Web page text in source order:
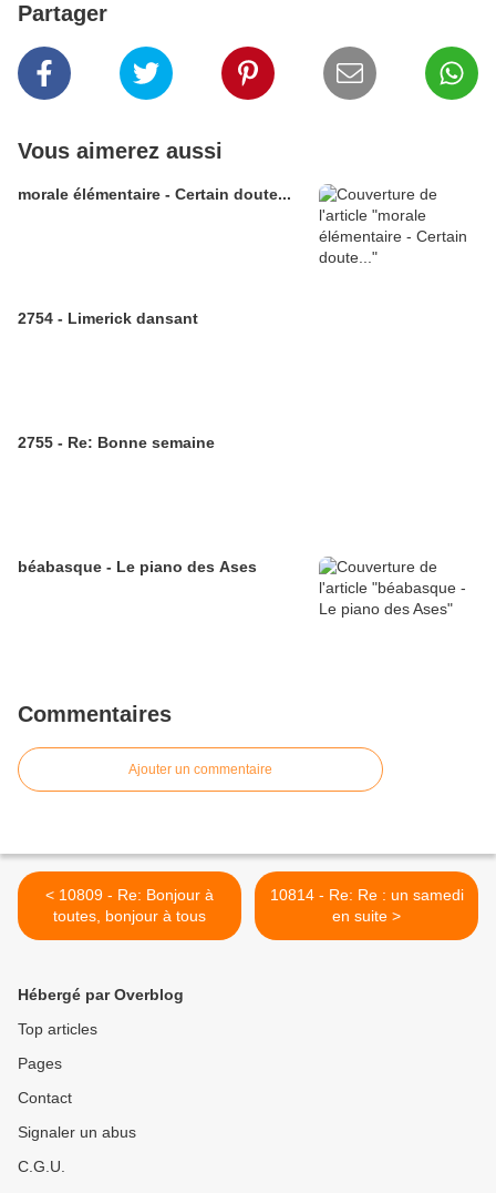
Partager
Vous aimerez aussi
morale élémentaire - Certain doute...
2754 - Limerick dansant
2755 - Re: Bonne semaine
béabasque - Le piano des Ases
Commentaires
Ajouter un commentaire
< 10809 - Re: Bonjour à
toutes, bonjour à tous
10814 - Re: Re : un samedi
en suite >
Hébergé par Overblog
Top articles
Pages
Contact
Signaler un abus
C.G.U.